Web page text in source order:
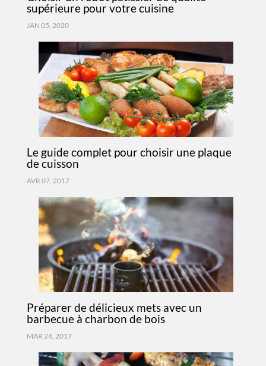
supérieure pour votre cuisine
JAN 05, 2020
Le guide complet pour choisir une plaque
de cuisson
AVR 07, 2017
Préparer de délicieux mets avec un
barbecue à charbon de bois
MAR 24, 2017